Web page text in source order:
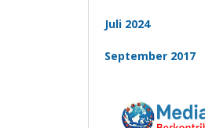
Juli 2024
September 2017